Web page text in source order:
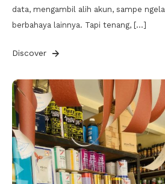
data, mengambil alih akun, sampe
berbahaya lainnya. Tapi tenang, […]
Discover